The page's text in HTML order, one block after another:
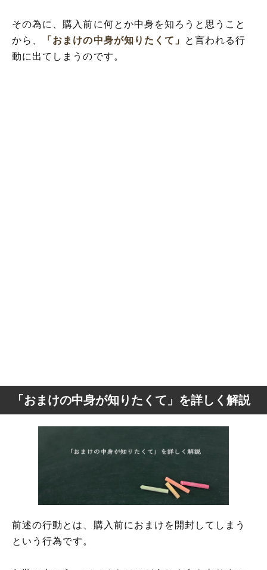
その為に、購入前に何とか中身を知ろうと思うこと
から、
「おまけの中身が知りたくて」
と言われる行
動に出てしまうのです。
「おまけの中身が知りたくて」を詳しく解説
前述の行動とは、購入前におまけを開封してしまう
という行為です。